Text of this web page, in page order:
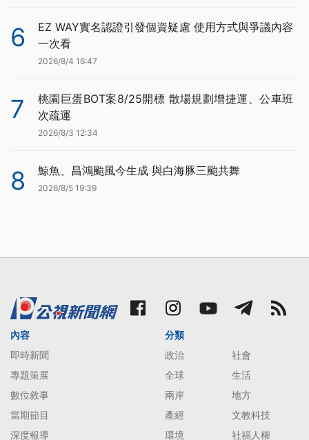
6
EZ WAY實名認證引發個資疑慮 使用方式與爭議內容
一次看
2026/8/4 16:47
7
桃園巨蛋BOT案8/25開標 散場規劃增捷運、公車班
次疏運
2026/8/3 12:34
8 鯨魚、昌鴻颱風今生成 與白海豚三颱共舞
2026/8/5 19:39
內容
即時新聞
專題策展
數位敘事
當期節目
深度報導
分類
政治
社會
全球
生活
兩岸
地方
產經
文教科技
環境
社福人權